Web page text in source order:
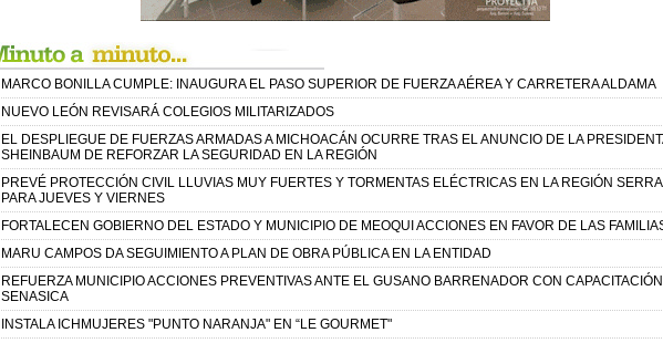
MARCO BONILLA CUMPLE: INAUGURA EL PASO SUPERIOR DE FUERZA AÉREA Y CARRETERA ALDAMA
NUEVO LEÓN REVISARÁ COLEGIOS MILITARIZADOS
EL DESPLIEGUE DE FUERZAS ARMADAS A MICHOACÁN OCURRE TRAS EL ANUNCIO DE LA
SHEINBAUM DE REFORZAR LA SEGURIDAD EN LA REGIÓN
PREVÉ PROTECCIÓN CIVIL LLUVIAS MUY FUERTES Y TORMENTAS ELÉCTRICAS EN LA REGIÓN
PARA JUEVES Y VIERNES
FORTALECEN GOBIERNO DEL ESTADO Y MUNICIPIO DE MEOQUI ACCIONES EN FAVOR DE LAS
MARU CAMPOS DA SEGUIMIENTO A PLAN DE OBRA PÚBLICA EN LA ENTIDAD
REFUERZA MUNICIPIO ACCIONES PREVENTIVAS ANTE EL GUSANO BARRENADOR CON
SENASICA
INSTALA ICHMUJERES "PUNTO NARANJA" EN “LE GOURMET"